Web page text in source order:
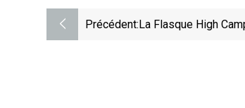
Précédent:La Flasque High